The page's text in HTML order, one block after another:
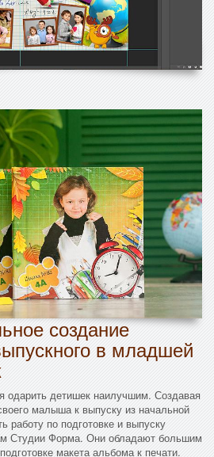
создание
в младшей
одарить детишек наилучшим. Создавая
малыша к выпуску из начальной
по подготовке и выпуску
Студии Форма. Они обладают большим
макета альбома к печати.